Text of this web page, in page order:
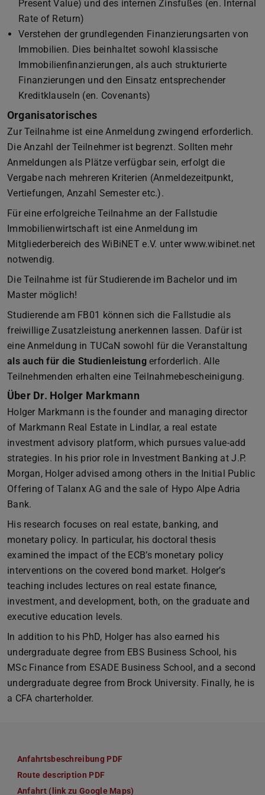
Present Value) und des internen Zinsfußes (en. Internal
Rate of Return)
Verstehen der grundlegenden Finanzierungsarten von
Immobilien. Dies beinhaltet sowohl klassische
Immobilienfinanzierungen, als auch strukturierte
Finanzierungen und den Einsatz entsprechender
Kreditklauseln (en. Covenants)
Organisatorisches
Zur Teilnahme ist eine Anmeldung zwingend erforderlich.
Die Anzahl der Teilnehmer ist begrenzt. Sollten mehr
Anmeldungen als Plätze verfügbar sein, erfolgt die
Vergabe nach mehreren Kriterien (Anmeldezeitpunkt,
Vertiefungen, Anzahl Semester etc.).
Für eine erfolgreiche Teilnahme an der Fallstudie
Immobilienwirtschaft ist eine Anmeldung im
Mitgliederbereich des WiBiNET e.V. unter www.wibinet.net
notwendig.
Die Teilnahme ist für Studierende im Bachelor und im
Master möglich!
Studierende am FB01 können sich die Fallstudie als
freiwillige Zusatzleistung anerkennen lassen. Dafür ist
eine Anmeldung in TUCaN sowohl für die Veranstaltung
als auch für die Studienleistungerforderlich. Alle
Teilnehmenden erhalten eine Teilnahmebescheinigung.
Über Dr. Holger Markmann
Holger Markmann is the founder and managing director
of Markmann Real Estate in Lindlar, a real estate
investment advisory platform, which pursues value-add
strategies. In his prior role in Investment Banking at J.P.
Morgan, Holger advised among others in the Initial Public
Offering of Talanx AG and the sale of Hypo Alpe Adria
Bank.
His research focuses on real estate, banking, and
monetary policy. In particular, his doctoral thesis
examined the impact of the ECB’s monetary policy
interventions on the covered bond market. Holger’s
teaching includes lectures on real estate finance,
investment, and development, both, on the graduate and
executive education levels.
In addition to his PhD, Holger has also earned his
undergraduate degree from EBS Business School, his
MSc Finance from ESADE Business School, and a second
undergraduate degree from Brock University. Finally, he is
a CFA charterholder.
Anfahrtsbeschreibung PDF
Route description PDF
Anfahrt (link zu Google Maps)